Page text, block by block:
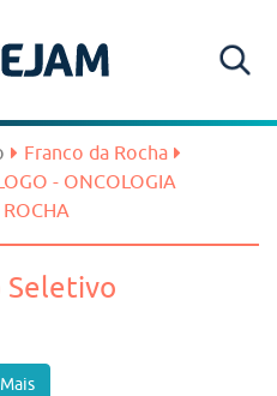
Franco da Rocha
- ONCOLOGIA
Seletivo